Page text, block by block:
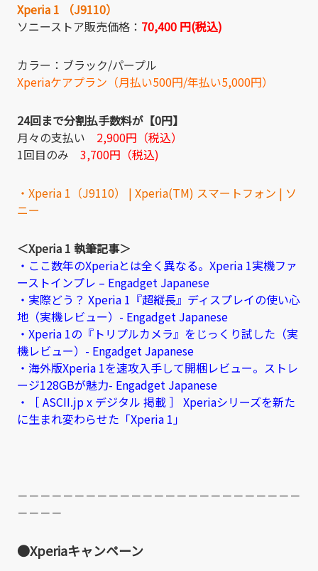
Xperia 1 （J9110）
ソニーストア販売価格： 70,400 円(税込)
カラー：ブラック/パープル
Xperiaケアプラン（月払い500円/年払い5,000円）
24回まで分割払手数料が【0円】
月々の支払い 2,900円（税込）
1回目のみ 3,700円（税込)
・Xperia 1（J9110） | Xperia(TM) スマートフォン | ソ
ニー
＜Xperia 1 執筆記事＞
・ここ数年のXperiaとは全く異なる。Xperia 1実機ファ
ーストインプレ – Engadget Japanese
・実際どう？ Xperia 1『超縦長』ディスプレイの使い心
地（実機レビュー）- Engadget Japanese
・Xperia 1の『トリプルカメラ』をじっくり試した（実
機レビュー）- Engadget Japanese
・海外版Xperia 1を速攻入手して開梱レビュー。ストレ
ージ128GBが魅力- Engadget Japanese
・［ ASCII.jp x デジタル 掲載 ］ Xperiaシリーズを新た
に生まれ変わらせた「Xperia 1」
－－－－－－－－－－－－－－－－－－－－－－－－－
－－－－
●Xperiaキャンペーン